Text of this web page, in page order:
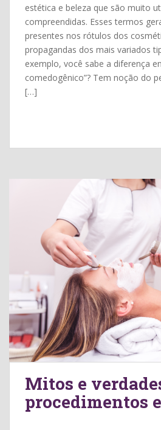
estética e beleza que são muito
compreendidas. Esses termos
presentes nos rótulos dos
propagandas dos mais variados
exemplo, você sabe a diferença
comedogênico”? Tem noção do
[…]
Mitos e
procedimentos